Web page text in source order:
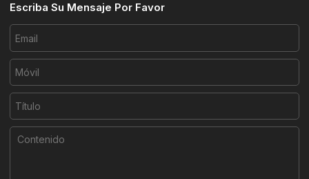
Escriba Su Mensaje Por Favor